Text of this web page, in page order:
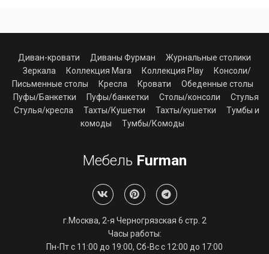
Диван-кровати Диваны Фурман
Журнальные столики
Зеркала
Коллекция Mara Коллекция Play
Консоли/
Письменные столы
Кресла Кровати
Обеденные столы
Пуфы/Банкетки
Пуфы/банкетки Столы/консоли
Стулья
Стулья/кресла
Тахты/Кушетки Тахты/кушетки
Тумбы и
комоды
Тумбы/Комоды
Мебель Furman
г.Москва, 2-я Черногрязская 6 стр. 2
Часы работы:
Пн-Пт с 11:00 до 19:00, Сб-Вс с 12:00 до 17:00